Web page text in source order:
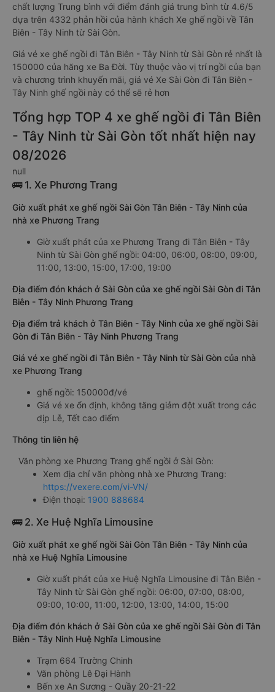
chất lượng Trung bình với điểm đánh giá trung bình từ 4.6/5
dựa trên 4332 phản hồi của hành khách Xe ghế ngồi về Tân
Biên - Tây Ninh từ Sài Gòn.
Giá vé xe ghế ngồi đi Tân Biên - Tây Ninh từ Sài Gòn rẻ nhất là
150000 của hãng xe Ba Đời. Tùy thuộc vào vị trí ngồi của bạn
và chương trình khuyến mãi, giá vé Xe Sài Gòn đi Tân Biên -
Tây Ninh ghế ngồi này có thể sẽ rẻ hơn
Tổng hợp TOP 4 xe ghế ngồi đi Tân Biên
- Tây Ninh từ Sài Gòn tốt nhất hiện nay
08/2026
null
🚌 1. Xe Phương Trang
Giờ xuất phát xe ghế ngồi Sài Gòn Tân Biên - Tây Ninh của
nhà xe Phương Trang
Giờ xuất phát của xe Phương Trang đi Tân Biên - Tây
Ninh từ Sài Gòn ghế ngồi: 04:00, 06:00, 08:00, 09:00,
11:00, 13:00, 15:00, 17:00, 19:00
Địa điểm đón khách ở Sài Gòn của xe ghế ngồi Sài Gòn đi Tân
Biên - Tây Ninh Phương Trang
Địa điểm trả khách ở Tân Biên - Tây Ninh của xe ghế ngồi Sài
Gòn đi Tân Biên - Tây Ninh Phương Trang
Giá vé xe ghế ngồi đi Tân Biên - Tây Ninh từ Sài Gòn của nhà
xe Phương Trang
ghế ngồi: 150000đ/vé
Giá vé xe ổn định, không tăng giảm đột xuất trong các
dịp Lễ, Tết cao điểm
Thông tin liên hệ
Văn phòng xe Phương Trang ghế ngồi ở Sài Gòn:
Xem địa chỉ văn phòng nhà xe Phương Trang:
https://vexere.com/vi-VN/
Điện thoại: 1900 888684
🚌 2. Xe Huệ Nghĩa Limousine
Giờ xuất phát xe ghế ngồi Sài Gòn Tân Biên - Tây Ninh của
nhà xe Huệ Nghĩa Limousine
Giờ xuất phát của xe Huệ Nghĩa Limousine đi Tân Biên -
Tây Ninh từ Sài Gòn ghế ngồi: 06:00, 07:00, 08:00,
09:00, 10:00, 11:00, 12:00, 13:00, 14:00, 15:00
Địa điểm đón khách ở Sài Gòn của xe ghế ngồi Sài Gòn đi Tân
Biên - Tây Ninh Huệ Nghĩa Limousine
Trạm 664 Trường Chinh
Văn phòng Lê Đại Hành
Bến xe An Sương - Quầy 20-21-22